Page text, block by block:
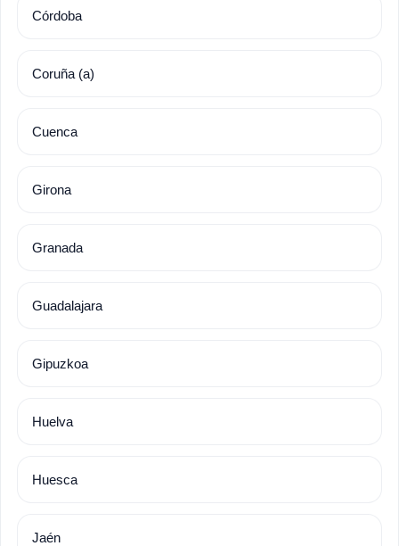
Córdoba
Coruña (a)
Cuenca
Girona
Granada
Guadalajara
Gipuzkoa
Huelva
Huesca
Jaén